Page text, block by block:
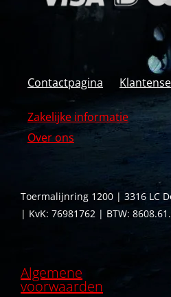
Contactpagina
Zakelijke informatie
Over ons
Toermalijnring 1200 | 3316 LC
| KvK: 76981762 | BTW:
Algemene
voorwaarden